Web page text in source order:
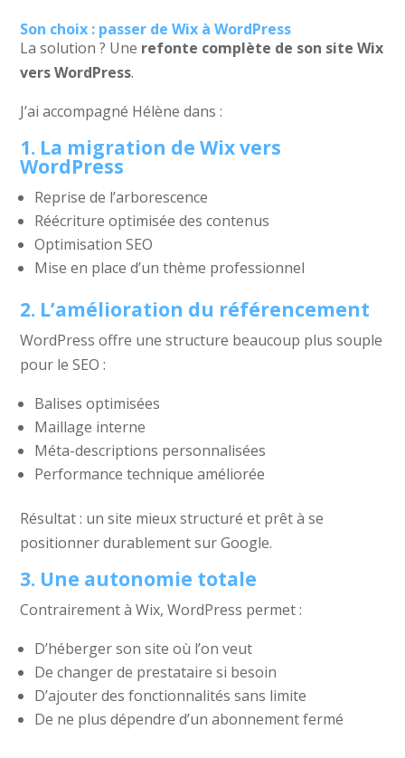
Son choix : passer de Wix à WordPress
La solution ? Une refonte complète de son site Wix
vers WordPress.
J’ai accompagné Hélène dans :
1. La migration de Wix vers
WordPress
Reprise de l’arborescence
Réécriture optimisée des contenus
Optimisation SEO
Mise en place d’un thème professionnel
2. L’amélioration du référencement
WordPress offre une structure beaucoup plus souple
pour le SEO :
Balises optimisées
Maillage interne
Méta-descriptions personnalisées
Performance technique améliorée
Résultat : un site mieux structuré et prêt à se
positionner durablement sur Google.
3. Une autonomie totale
Contrairement à Wix, WordPress permet :
D’héberger son site où l’on veut
De changer de prestataire si besoin
D’ajouter des fonctionnalités sans limite
De ne plus dépendre d’un abonnement fermé